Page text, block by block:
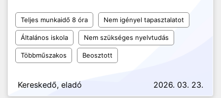
Teljes munkaidő 8 óra Nem igényel tapasztalatot
Általános iskola Nem szükséges nyelvtudás
Többműszakos Beosztott
Kereskedő, eladó 2026. 03. 23.